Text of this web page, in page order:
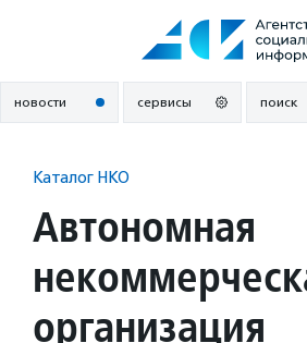
новости сервисы поиск
Каталог НКО
Автономная
организация